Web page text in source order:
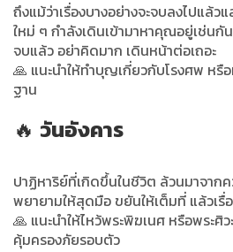
ถึงแม้ว่าเรื่องบางอย่างจะจบลงไปแล้ว
ใหม่ ๆ กำลังเดินเข้ามาหาคุณอยู่เช่นกั
จบแล้ว อย่าคิดมาก เดินหน้าต่อเถอะ
🙏 แนะนำให้ทำบุญเกี่ยวกับโรงศพ หรื
ฐาน
🔥 วันอังคาร
ปาฏิหาริย์ที่เกิดขึ้นในชีวิต ล้วนมาจาก
พยายามให้สุดมือ ขยันให้เต็มที่ แล้วเรื่
🙏 แนะนำให้ไหว้พระพิฆเนศ หรือพระศิว
คุ้มครองภัยรอบตัว